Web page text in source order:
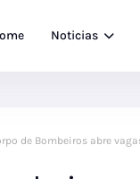
Noticias
de Bombeiros abre